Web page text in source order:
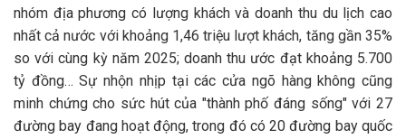
nhóm địa phương có lượng khách và doanh thu du lịch cao
nhất cả nước với khoảng 1,46 triệu lượt khách, tăng gần 35%
so với cùng kỳ năm 2025; doanh thu ước đạt khoảng 5.700
tỷ đồng… Sự nhộn nhịp tại các cửa ngõ hàng không cũng
minh chứng cho sức hút của "thành phố đáng sống" với 27
đường bay đang hoạt động, trong đó có 20 đường bay quốc